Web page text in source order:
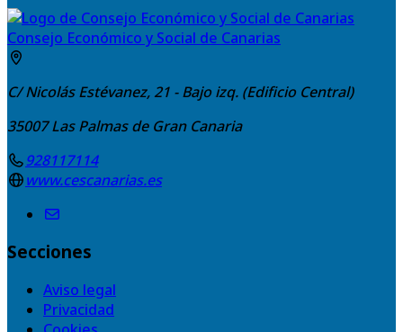
Consejo Económico y Social de Canarias
C/ Nicolás Estévanez, 21 - Bajo izq. (Edificio Central)
35007 Las Palmas de Gran Canaria
928117114
www.cescanarias.es
Secciones
Aviso legal
Privacidad